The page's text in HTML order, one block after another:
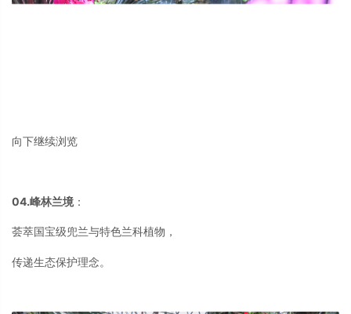
向下继续浏览
04.峰林兰境 ：
荟萃国宝级兜兰与特色兰科植物，
传递生态保护理念。